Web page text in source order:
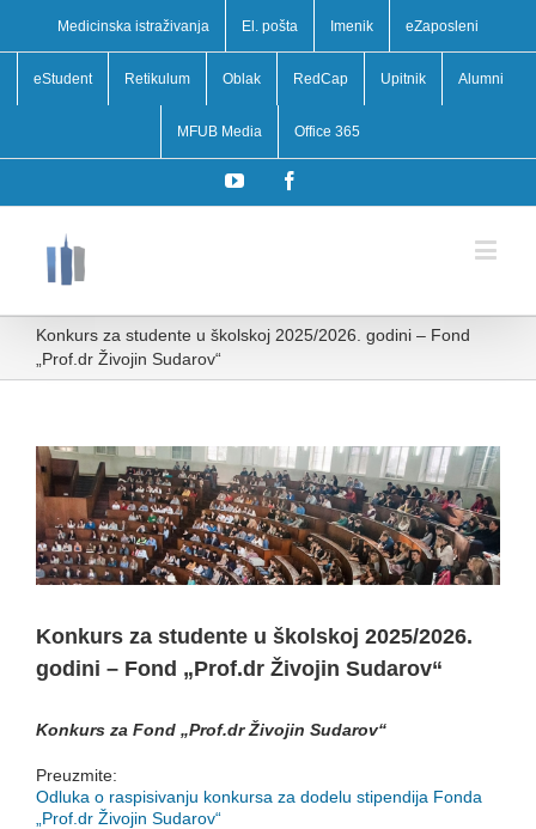
Medicinska istraživanja El. pošta Imenik eZaposleni
eStudent Retikulum Oblak RedCap Upitnik Alumni
MFUB Media Office 365
YouTube
Konkurs za studente u školskoj 2025/2026. godini – Fond
„Prof.dr Živojin Sudarov“
View
Larger
Image
Konkurs za studente u školskoj 2025/2026.
godini – Fond „Prof.dr Živojin Sudarov“
Konkurs za Fond „Prof.dr Živojin Sudarov“
Preuzmite:
Odluka o raspisivanju konkursa za dodelu stipendija Fonda
„Prof.dr Živojin Sudarov“